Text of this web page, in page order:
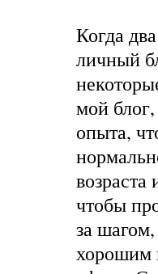
Когда
личный
мой
опыта,
чтобы
за
хорошим